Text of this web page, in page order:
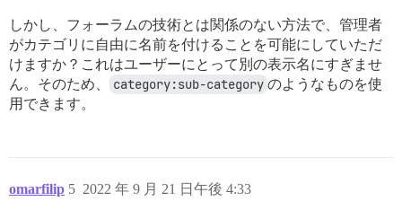
しかし、フォーラムの技術とは関係のない方法で、管理者
がカテゴリに自由に名前を付けることを可能にしていただ
けますか？これはユーザーにとって別の表示名にすぎませ
ん。そのため、
category:sub-category のようなものを使
用できます。
omarfilip 2022 年 9 月 21 日午後 4:33
5